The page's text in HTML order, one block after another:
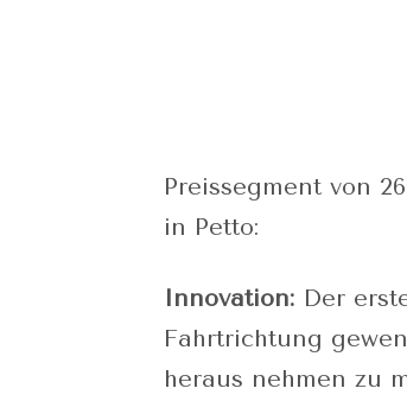
Preissegment von
in Petto:
Innovation: Der
Fahrtrichtung
heraus nehmen zu